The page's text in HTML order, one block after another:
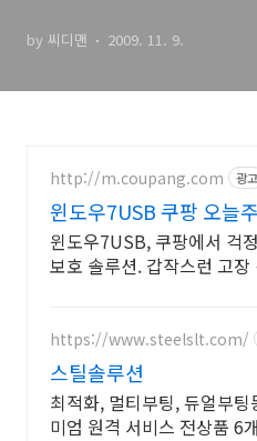
by 씨디맨 2009. 11. 9.
http://m.coupang.com 광고
윈도우7USB 쿠팡 오늘
윈도우7USB, 쿠팡에서 걱
보호 솔루션. 갑작스런 고
https://www.steelslt.com/
스틸솔루션
최적화, 멀티부팅, 듀얼부팅
미엄 원격 서비스 전상품 6